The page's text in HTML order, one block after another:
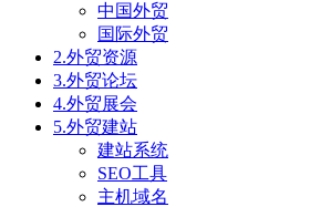
中国外贸
国际外贸
2.外贸资源
3.外贸论坛
4.外贸展会
5.外贸建站
建站系统
SEO工具
主机域名